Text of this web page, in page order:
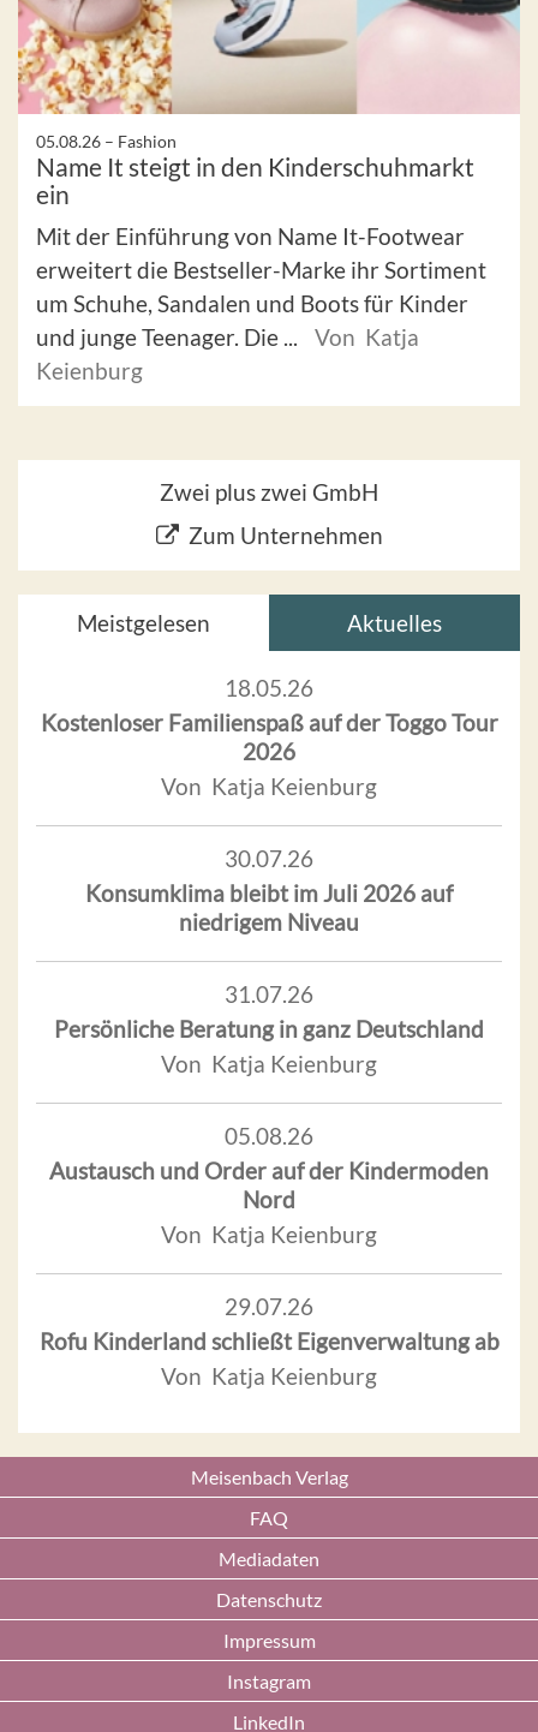
05.08.26 – Fashion
Name It steigt in den Kinderschuhmarkt
ein
Mit der Einführung von Name It-Footwear
erweitert die Bestseller-Marke ihr Sortiment
um Schuhe, Sandalen und Boots für Kinder
und junge Teenager. Die ...
Von Katja
Keienburg
Zwei plus zwei GmbH
Zum Unternehmen
Meistgelesen Aktuelles
18.05.26
Kostenloser Familienspaß auf der Toggo Tour
2026
Von Katja Keienburg
30.07.26
Konsumklima bleibt im Juli 2026 auf
niedrigem Niveau
31.07.26
Persönliche Beratung in ganz Deutschland
Von Katja Keienburg
05.08.26
Austausch und Order auf der Kindermoden
Nord
Von Katja Keienburg
29.07.26
Rofu Kinderland schließt Eigenverwaltung ab
Von Katja Keienburg
Meisenbach Verlag
FAQ
Mediadaten
Datenschutz
Impressum
Instagram
LinkedIn